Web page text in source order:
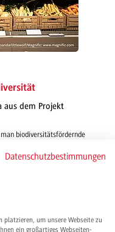
aus dem Projekt
biodiversitätsfördernde
Verbraucher*innen mit
Datenschutzbestimmungen
platzieren, um unsere Webseite zu
ein großartiges Webseiten-